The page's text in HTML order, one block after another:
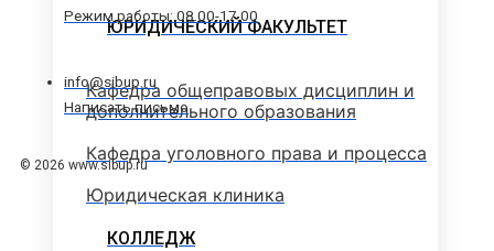
ЮРИДИЧЕСКИЙ ФАКУЛЬТЕТ
Кафедра общеправовых дисциплин и
дополнительного образования
Кафедра уголовного права и процесса
Юридическая клиника
КОЛЛЕДЖ
Режим работы: 08.00-17.00
info@sibup.ru
Написать письмо
© 2026 www.sibup.ru